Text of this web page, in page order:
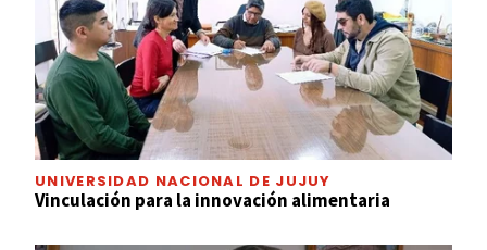
UNIVERSIDAD NACIONAL DE JUJUY
Vinculación para la innovación alimentaria